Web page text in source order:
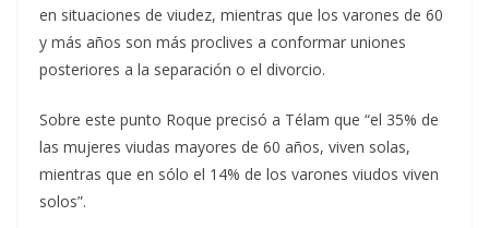
en situaciones de viudez, mientras que los varones de 60
y más años son más proclives a conformar uniones
posteriores a la separación o el divorcio.
Sobre este punto Roque precisó a Télam que “el 35% de
las mujeres viudas mayores de 60 años, viven solas,
mientras que en sólo el 14% de los varones viudos viven
solos”.